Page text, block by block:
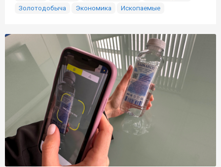
Золотодобыча
Экономика Ископаемые